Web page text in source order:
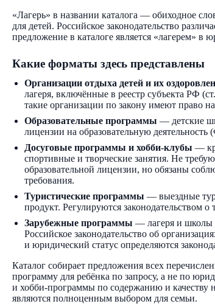
«Лагерь» в названии каталога — обиходное
для детей. Российское законодательство
предложение в каталоге является «лагерем» в
Какие форматы здесь представлены
Организации отдыха детей и их
лагеря, включённые в реестр субъекта РФ
такие организации по закону имеют право
Образовательные программы — детские
лицензии на образовательную
Досуговые программы и хобби-клубы —
спортивные и творческие занятия. Не
образовательной лицензии, но обязаны
требования.
Туристические программы — выездные
продукт. Регулируются законодательством о
Зарубежные программы — лагеря и школы
Российское законодательство об
и юридический статус определяются
Каталог собирает предложения всех
программу для ребёнка по запросу, а не по
и хобби-программы по содержанию и качеству
являются полноценным выбором для семьи.